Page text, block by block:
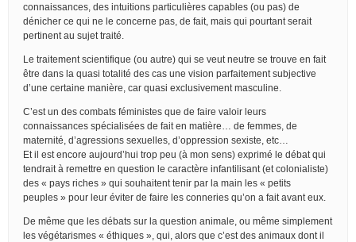
connaissances, des intuitions particulières capables (ou pas) de
dénicher ce qui ne le concerne pas, de fait, mais qui pourtant serait
pertinent au sujet traité.
Le traitement scientifique (ou autre) qui se veut neutre se trouve en fait
être dans la quasi totalité des cas une vision parfaitement subjective
d’une certaine manière, car quasi exclusivement masculine.
C’est un des combats féministes que de faire valoir leurs
connaissances spécialisées de fait en matière… de femmes, de
maternité, d’agressions sexuelles, d’oppression sexiste, etc…
Et il est encore aujourd’hui trop peu (à mon sens) exprimé le débat qui
tendrait à remettre en question le caractère infantilisant (et colonialiste)
des « pays riches » qui souhaitent tenir par la main les « petits
peuples » pour leur éviter de faire les conneries qu’on a fait avant eux.
De même que les débats sur la question animale, ou même simplement
les végétarismes « éthiques », qui, alors que c’est des animaux dont il